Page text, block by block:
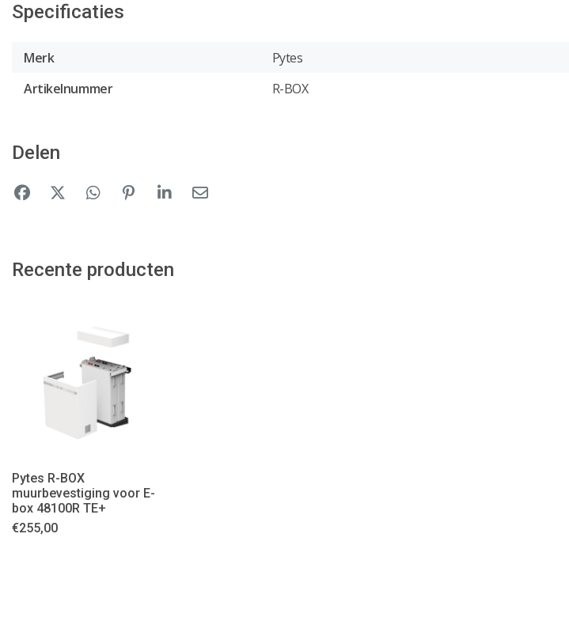
Specificaties
Merk
Pytes
Artikelnummer
R-BOX
Delen
Recente producten
Pytes R-BOX
muurbevestiging voor E-
box 48100R TE+
€255,00